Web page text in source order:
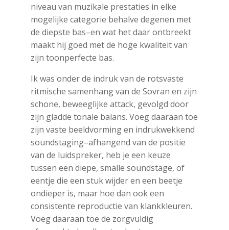
niveau van muzikale prestaties in elke
mogelijke categorie behalve degenen met
de diepste bas–en wat het daar ontbreekt
maakt hij goed met de hoge kwaliteit van
zijn toonperfecte bas.
Ik was onder de indruk van de rotsvaste
ritmische samenhang van de Sovran en zijn
schone, beweeglijke attack, gevolgd door
zijn gladde tonale balans. Voeg daaraan toe
zijn vaste beeldvorming en indrukwekkend
soundstaging–afhangend van de positie
van de luidspreker, heb je een keuze
tussen een diepe, smalle soundstage, of
eentje die een stuk wijder en een beetje
ondieper is, maar hoe dan ook een
consistente reproductie van klankkleuren.
Voeg daaraan toe de zorgvuldig